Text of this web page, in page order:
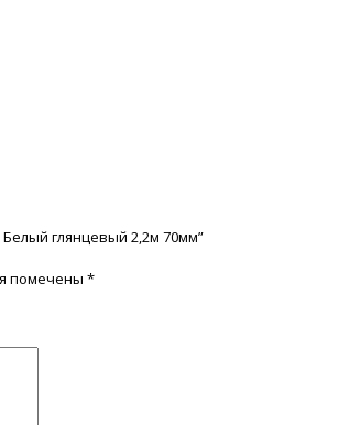
глянцевый 2,2м 70мм”
помечены*